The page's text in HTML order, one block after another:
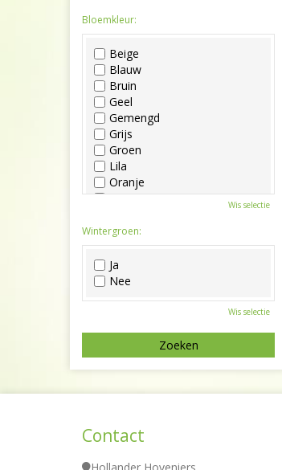
December
Bloemkleur:
Beige
Blauw
Bruin
Geel
Gemengd
Grijs
Groen
Lila
Oranje
Paars
Roze
Wit
Zwart
Wis selectie
Wintergroen:
Ja
Nee
Wis selectie
Contact